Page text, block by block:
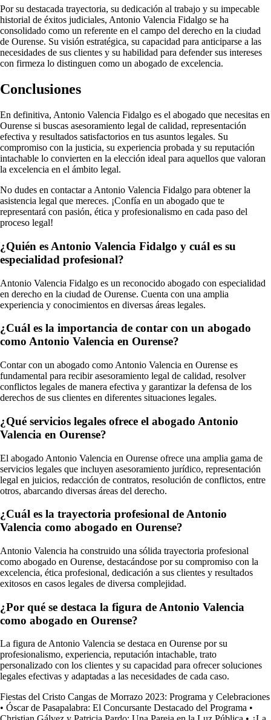
Por su destacada trayectoria, su dedicación al trabajo y su impecable
historial de éxitos judiciales, Antonio Valencia Fidalgo se ha
consolidado como un referente en el campo del derecho en la ciudad
de Ourense. Su visión estratégica, su capacidad para anticiparse a las
necesidades de sus clientes y su habilidad para defender sus intereses
con firmeza lo distinguen como un abogado de excelencia.
Conclusiones
En definitiva, Antonio Valencia Fidalgo es el abogado que necesitas en
Ourense si buscas asesoramiento legal de calidad, representación
efectiva y resultados satisfactorios en tus asuntos legales. Su
compromiso con la justicia, su experiencia probada y su reputación
intachable lo convierten en la elección ideal para aquellos que valoran
la excelencia en el ámbito legal.
No dudes en contactar a Antonio Valencia Fidalgo para obtener la
asistencia legal que mereces. ¡Confía en un abogado que te
representará con pasión, ética y profesionalismo en cada paso del
proceso legal!
¿Quién es Antonio Valencia Fidalgo y cuál es su
especialidad profesional?
Antonio Valencia Fidalgo es un reconocido abogado con especialidad
en derecho en la ciudad de Ourense. Cuenta con una amplia
experiencia y conocimientos en diversas áreas legales.
¿Cuál es la importancia de contar con un abogado
como Antonio Valencia en Ourense?
Contar con un abogado como Antonio Valencia en Ourense es
fundamental para recibir asesoramiento legal de calidad, resolver
conflictos legales de manera efectiva y garantizar la defensa de los
derechos de sus clientes en diferentes situaciones legales.
¿Qué servicios legales ofrece el abogado Antonio
Valencia en Ourense?
El abogado Antonio Valencia en Ourense ofrece una amplia gama de
servicios legales que incluyen asesoramiento jurídico, representación
legal en juicios, redacción de contratos, resolución de conflictos, entre
otros, abarcando diversas áreas del derecho.
¿Cuál es la trayectoria profesional de Antonio
Valencia como abogado en Ourense?
Antonio Valencia ha construido una sólida trayectoria profesional
como abogado en Ourense, destacándose por su compromiso con la
excelencia, ética profesional, dedicación a sus clientes y resultados
exitosos en casos legales de diversa complejidad.
¿Por qué se destaca la figura de Antonio Valencia
como abogado en Ourense?
La figura de Antonio Valencia se destaca en Ourense por su
profesionalismo, experiencia, reputación intachable, trato
personalizado con los clientes y su capacidad para ofrecer soluciones
legales efectivas y adaptadas a las necesidades de cada caso.
Fiestas del Cristo Cangas de Morrazo 2023: Programa y Celebraciones
• Óscar de Pasapalabra: El Concursante Destacado del Programa •